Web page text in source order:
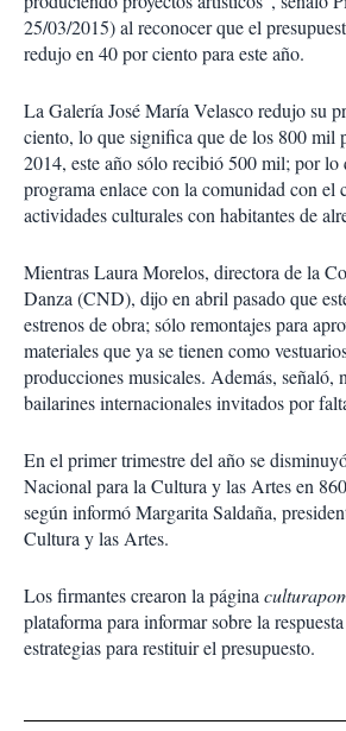
25/03/2015) al reconocer que el
redujo en 40 por ciento para este año.
La Galería José María Velasco redujo su
ciento, lo que significa que de los 800 mil
2014, este año sólo recibió 500 mil; por lo
programa enlace con la comunidad con el
actividades culturales con habitantes de
Mientras Laura Morelos, directora de la
Danza (CND), dijo en abril pasado que
estrenos de obra; sólo remontajes para
materiales que ya se tienen como
producciones musicales. Además, señaló,
bailarines internacionales invitados por
En el primer trimestre del año se
Nacional para la Cultura y las Artes en
según informó Margarita Saldaña,
Cultura y las Artes.
Los firmantes crearon la página
plataforma para informar sobre la
estrategias para restituir el presupuesto.